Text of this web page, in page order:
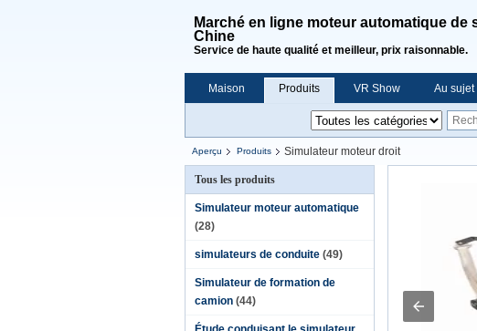
Marché en ligne moteur automatique de
Chine
Service de haute qualité et meilleur, prix raisonnable.
Maison Produits VR Show Au
Demande de soumission
Aperçu Produits Simulateur moteur droit
Tous les produits
Simulateur moteur automatique
(28)
simulateurs de conduite (49)
Simulateur de formation de
camion (44)